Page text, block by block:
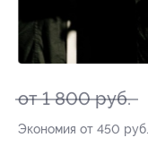
от 1 800 руб.
Экономия от 450 руб.